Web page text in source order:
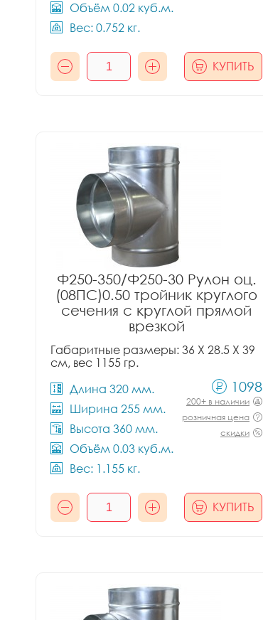
Объём 0.02 куб.м.
Вес: 0.752 кг.
КУПИТЬ
Ф250-350/Ф250-30 Рулон оц.
(08ПС)0.50 тройник круглого
сечения с круглой прямой
врезкой
Габаритные размеры: 36 X 28.5 X 39
см, вес 1155 гр.
Длина 320 мм.
Ширина 255 мм.
Высота 360 мм.
Объём 0.03 куб.м.
Вес: 1.155 кг.
1098
200+ в наличии
розничная цена
скидки
КУПИТЬ